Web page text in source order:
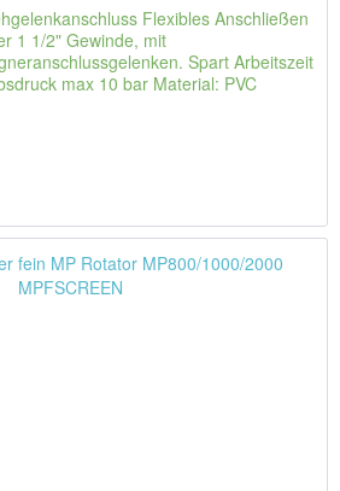
Flexibles Anschließen
1 1/2" Gewinde, mit
Spart Arbeitszeit
max 10 bar Material: PVC